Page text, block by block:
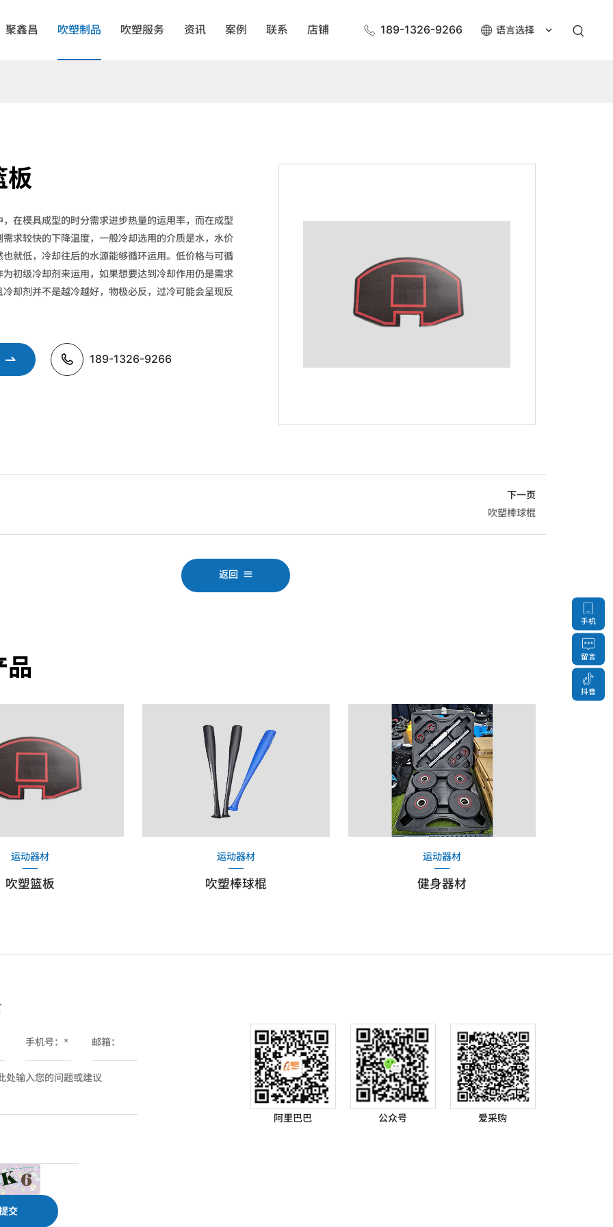
语言选择
189-1326-9266
聚鑫昌 吹塑制品 吹塑服务 资讯 案例 联系 店铺
板
在模具成型的时分需求进步热量的运用率，而在成型
求较快的下降温度，一般冷却选用的介质是水，水价
就低，冷却往后的水源能够循环运用。低价格与可循
初级冷却剂来运用，如果想要达到冷却作用仍是需求
却剂并不是越冷越好，物极必反，过冷可能会呈现反
189-1326-9266
下一页
吹塑棒球棍
返回
品
运动器材
吹塑篮板
运动器材
吹塑棒球棍
运动器材
健身器材
交
阿里巴巴 公众号 爱采购
手机
留言
抖音